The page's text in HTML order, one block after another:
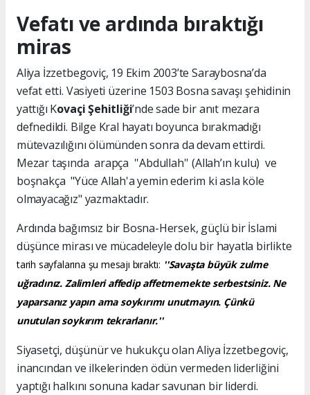
Vefatı ve ardında bıraktığı
miras
Aliya İzzetbegoviç, 19 Ekim 2003’te Saraybosna’da
vefat etti. Vasiyeti üzerine 1503 Bosna savaşı şehidinin
yattığı Kovaçi Şehitliği’nde sade bir anıt mezara
defnedildi. Bilge Kral hayatı boyunca bırakmadığı
mütevazılığını ölümünden sonra da devam ettirdi.
Mezar taşında arapça ''Abdullah'' (Allah’ın kulu) ve
boşnakça "Yüce Allah'a yemin ederim ki asla köle
olmayacağız" yazmaktadır.
Ardında bağımsız bir Bosna-Hersek, güçlü bir İslami
düşünce mirası ve mücadeleyle dolu bir hayatla birlikte
tarih sayfalarına şu mesajı bıraktı: ''Savaşta büyük zulme
uğradınız. Zalimleri affedip affetmemekte serbestsiniz. Ne
yaparsanız yapın ama soykırımı unutmayın. Çünkü
unutulan soykırım tekrarlanır.''
Siyasetçi, düşünür ve hukukçu olan Aliya İzzetbegoviç,
inancından ve ilkelerinden ödün vermeden liderliğini
yaptığı halkını sonuna kadar savunan bir liderdi.